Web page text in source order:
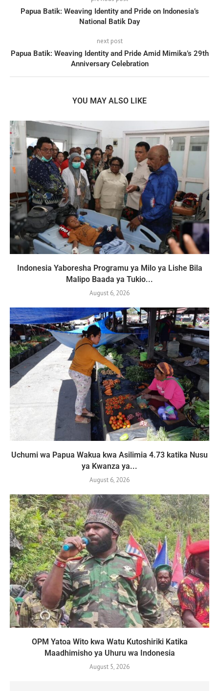
Papua Batik: Weaving Identity and Pride on Indonesia’s
National Batik Day
next post
Papua Batik: Weaving Identity and Pride Amid Mimika’s 29th
Anniversary Celebration
YOU MAY ALSO LIKE
Indonesia Yaboresha Programu ya Milo ya Lishe Bila
Malipo Baada ya Tukio...
August 6, 2026
Uchumi wa Papua Wakua kwa Asilimia 4.73 katika Nusu
ya Kwanza ya...
August 6, 2026
OPM Yatoa Wito kwa Watu Kutoshiriki Katika
Maadhimisho ya Uhuru wa Indonesia
August 5, 2026